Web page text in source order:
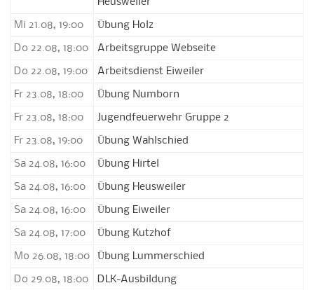
Heusweiler
Mi 21.08, 19:00 Übung Holz
Do 22.08, 18:00 Arbeitsgruppe Webseite
Do 22.08, 19:00 Arbeitsdienst Eiweiler
Fr 23.08, 18:00 Übung Numborn
Fr 23.08, 18:00 Jugendfeuerwehr Gruppe 2
Fr 23.08, 19:00 Übung Wahlschied
Sa 24.08, 16:00 Übung Hirtel
Sa 24.08, 16:00 Übung Heusweiler
Sa 24.08, 16:00 Übung Eiweiler
Sa 24.08, 17:00 Übung Kutzhof
Mo 26.08, 18:00 Übung Lummerschied
Do 29.08, 18:00 DLK-Ausbildung